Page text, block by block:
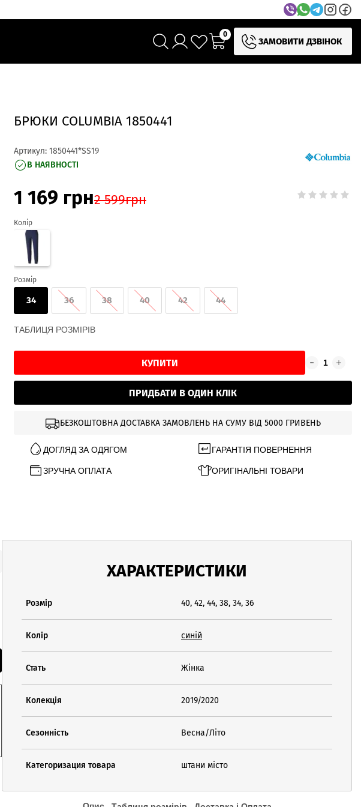
0
ЗАМОВИТИ ДЗВІНОК
БРЮКИ COLUMBIA 1850441
Артикул: 1850441*SS19
В НАЯВНОСТІ
1 169 грн2 599грн
Колір
Розмір
34 36 38 40 42 44
ТАБЛИЦЯ РОЗМІРІВ
КУПИТИ
ПРИДБАТИ В ОДИН КЛІК
БЕЗКОШТОВНА ДОСТАВКА ЗАМОВЛЕНЬ НА СУМУ ВІД 5000 ГРИВЕНЬ
ДОГЛЯД ЗА ОДЯГОМ ГАРАНТІЯ ПОВЕРНЕННЯ
ЗРУЧНА ОПЛАТА ОРИГІНАЛЬНІ ТОВАРИ
ХАРАКТЕРИСТИКИ
Розмір 40, 42, 44, 38, 34, 36
Колір синій
Стать Жінка
Колекція 2019/2020
Сезонність Весна/Літо
Категоризация товара штани місто